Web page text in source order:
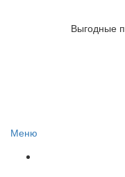
Отзывы об
Отзывы об
Выгодные
Меню